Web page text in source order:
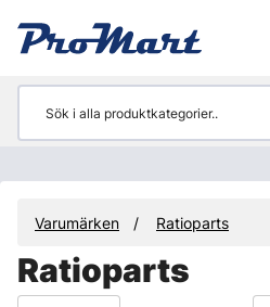
Varumärken Ratioparts
Ratioparts